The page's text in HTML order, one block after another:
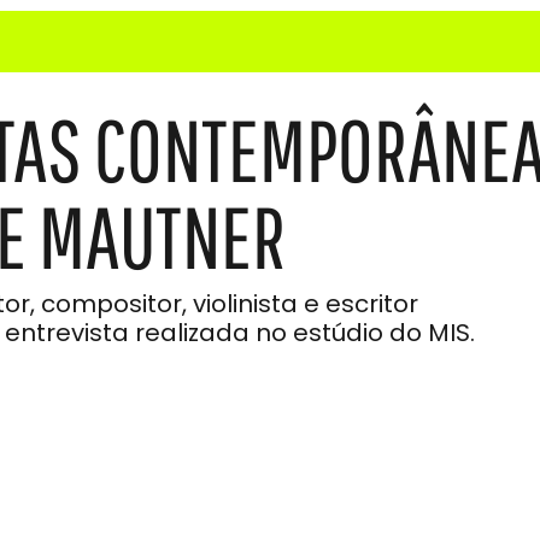
MAUTNER
compositor, violinista e escritor
realizada no estúdio do MIS.